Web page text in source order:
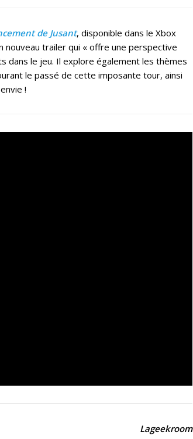
de Jusant, disponible dans le Xbox
nouveau trailer qui « offre une perspective
dans le jeu. Il explore également les thèmes
le passé de cette imposante tour, ainsi
!
Lageekroom